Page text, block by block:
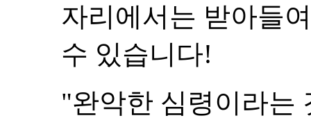
자리에서는 받아들
수 있습니다!
"완악한 심령이라는